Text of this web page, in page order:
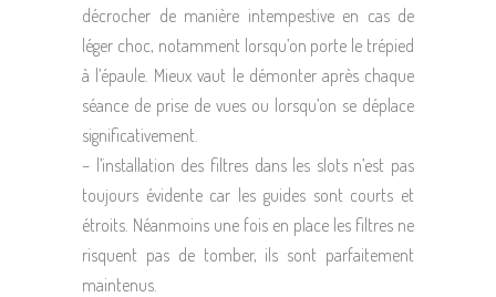
décrocher de manière intempestive en cas de
léger choc, notamment lorsqu’on porte le trépied
à l’épaule. Mieux vaut le démonter après chaque
séance de prise de vues ou lorsqu’on se déplace
significativement.
– l’installation des filtres dans les slots n’est pas
toujours évidente car les guides sont courts et
étroits. Néanmoins une fois en place les filtres ne
risquent pas de tomber, ils sont parfaitement
maintenus.